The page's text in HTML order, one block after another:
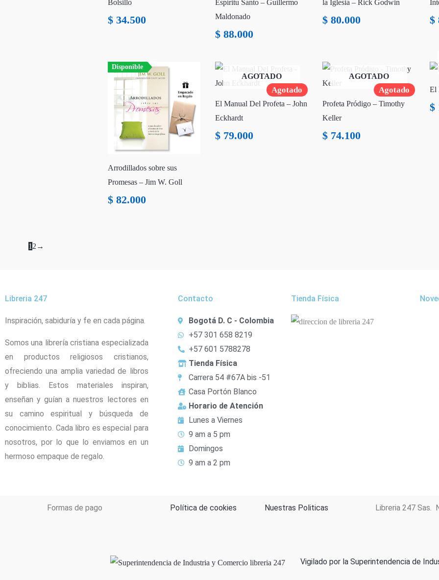
Bolsillo
$ 34.500
Espíritu Santo – Guillermo
Maldonado
$ 88.000
la Iglesia – Rick Godwin
$ 80.000 $
Disponible
Arrodillados sobre sus
Promesas – Jim W. Goll
$ 82.000
Agotado
AGOTADO
El Manual Del Profeta – John
Eckhardt
$ 79.000
Agotado
AGOTADO
Profeta Pródigo – Timothy
Keller
$ 74.100
El
$
1 2 →
Libreria 247
Inspiración, sabiduría y fe en cada página.
Somos una librería cristiana especializada
en productos religiosos cristianos,
ofreciendo una amplia variedad de libros
y biblias. Estos materiales inspiran,
enseñan y guían a nuestros lectores en
su camino espiritual y búsqueda de
conocimiento. Cada libro es especial para
nosotros, por lo que lo enviamos en un
hermoso empaque de regalo.
Contacto
Bogotá D. C - Colombia
+57 301 658 8219
+57 601 5788278
Tienda Física
Carrera 54 #67A bis -51
Casa Portón Blanco
Horario de Atención
Lunes a Viernes
9 am a 5 pm
Domingos
9 am a 2 pm
Tienda Física
Formas de pago Política de cookies Nuestras Politicas Libreria 247 Sas.
Vigilado por la Superintendencia de